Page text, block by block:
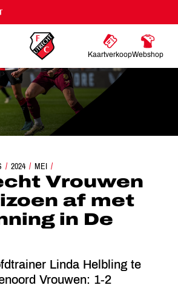
KaartverkoopWebshop
2024 MEI
SLUIT SEIZOEN AF MET OVERWINNING IN DE KUIP
Vrouwen
af met
in De
Linda Helbling te
Vrouwen: 1-2